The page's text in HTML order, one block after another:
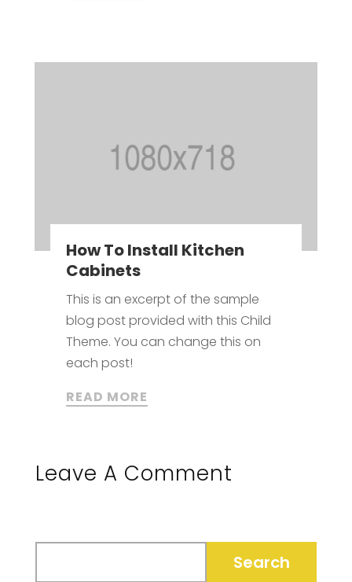
How To Install Kitchen
Cabinets
This is an excerpt of the sample
blog post provided with this Child
Theme. You can change this on
each post!
READ MORE
Leave A Comment